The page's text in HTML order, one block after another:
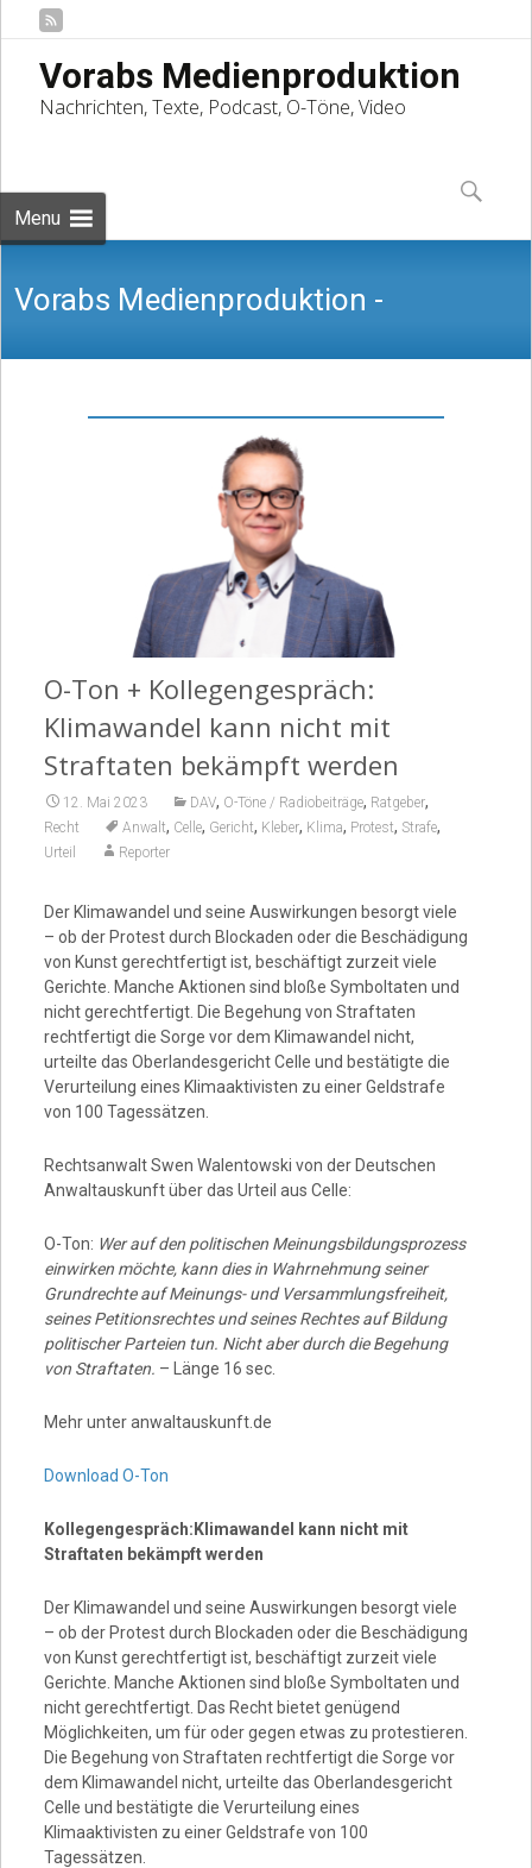
Vorabs Medienproduktion
Nachrichten, Texte, Podcast, O-Töne, Video
Menu
to
content
Suchen
nach:
Vorabs Medienproduktion -
Nachrichten, Texte, Podcast, O-Töne,
O-Ton + Kollegengespräch:
Klimawandel kann nicht mit
Straftaten bekämpft werden
12. Mai 2023 DAV, O-Töne / Radiobeiträge, Ratgeber,
Recht Anwalt, Celle, Gericht, Kleber, Klima, Protest, Strafe,
Urteil Reporter
Der Klimawandel und seine Auswirkungen besorgt viele
– ob der Protest durch Blockaden oder die Beschädigung
von Kunst gerechtfertigt ist, beschäftigt zurzeit viele
Gerichte. Manche Aktionen sind bloße Symboltaten und
nicht gerechtfertigt. Die Begehung von Straftaten
rechtfertigt die Sorge vor dem Klimawandel nicht,
urteilte das Oberlandesgericht Celle und bestätigte die
Verurteilung eines Klimaaktivisten zu einer Geldstrafe
von 100 Tagessätzen.
Rechtsanwalt Swen Walentowski von der Deutschen
Anwaltauskunft über das Urteil aus Celle:
O-Ton: Wer auf den politischen Meinungsbildungsprozess
einwirken möchte, kann dies in Wahrnehmung seiner
Grundrechte auf Meinungs- und Versammlungsfreiheit,
seines Petitionsrechtes und seines Rechtes auf Bildung
politischer Parteien tun. Nicht aber durch die Begehung
von Straftaten. – Länge 16 sec.
Mehr unter anwaltauskunft.de
Download O-Ton
Kollegengespräch:Klimawandel kann nicht mit
Straftaten bekämpft werden
Der Klimawandel und seine Auswirkungen besorgt viele
– ob der Protest durch Blockaden oder die Beschädigung
von Kunst gerechtfertigt ist, beschäftigt zurzeit viele
Gerichte. Manche Aktionen sind bloße Symboltaten und
nicht gerechtfertigt. Das Recht bietet genügend
Möglichkeiten, um für oder gegen etwas zu protestieren.
Die Begehung von Straftaten rechtfertigt die Sorge vor
dem Klimawandel nicht, urteilte das Oberlandesgericht
Celle und bestätigte die Verurteilung eines
Klimaaktivisten zu einer Geldstrafe von 100
Tagessätzen.